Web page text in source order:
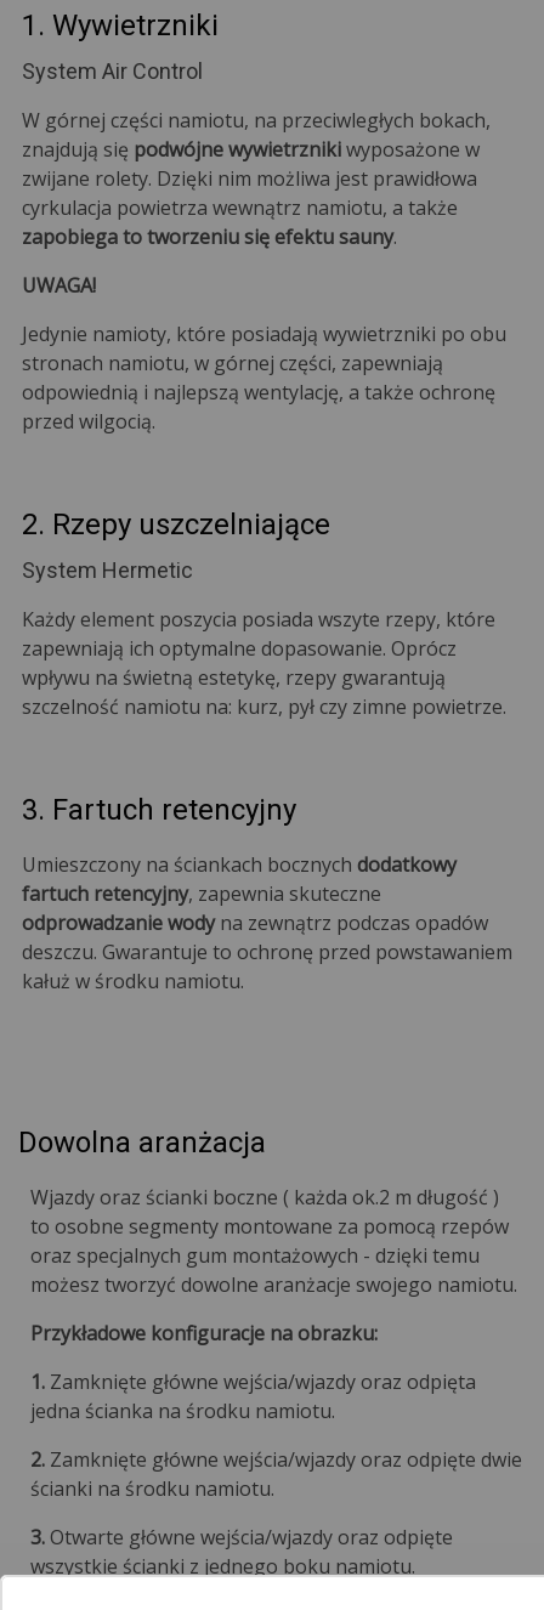
1. Wywietrzniki
System Air Control
W górnej części namiotu, na przeciwległych bokach,
znajdują się podwójne wywietrznikiwyposażone w
zwijane rolety. Dzięki nim możliwa jest prawidłowa
cyrkulacja powietrza wewnątrz namiotu, a także
zapobiega to tworzeniu się efektu sauny.
UWAGA!
Jedynie namioty, które posiadają wywietrzniki po obu
stronach namiotu, w górnej części, zapewniają
odpowiednią i najlepszą wentylację, a także ochronę
przed wilgocią.
2. Rzepy uszczelniające
System Hermetic
Każdy element poszycia posiada wszyte rzepy, które
zapewniają ich optymalne dopasowanie. Oprócz
wpływu na świetną estetykę, rzepy gwarantują
szczelność namiotu na: kurz, pył czy zimne powietrze.
3. Fartuch retencyjny
Umieszczony na ściankach bocznych dodatkowy
fartuch retencyjny, zapewnia skuteczne
odprowadzanie wodyna zewnątrz podczas opadów
deszczu. Gwarantuje to ochronę przed powstawaniem
kałuż w środku namiotu.
Dowolna aranżacja
Wjazdy oraz ścianki boczne ( każda ok.2 m długość )
to osobne segmenty montowane za pomocą rzepów
oraz specjalnych gum montażowych - dzięki temu
możesz tworzyć dowolne aranżacje swojego namiotu.
Przykładowe konfiguracje na obrazku:
1. Zamknięte główne wejścia/wjazdy oraz odpięta
jedna ścianka na środku namiotu.
2. Zamknięte główne wejścia/wjazdy oraz odpięte dwie
ścianki na środku namiotu.
3.Otwarte główne wejścia/wjazdy oraz odpięte
wszystkie ścianki z jednego boku namiotu.